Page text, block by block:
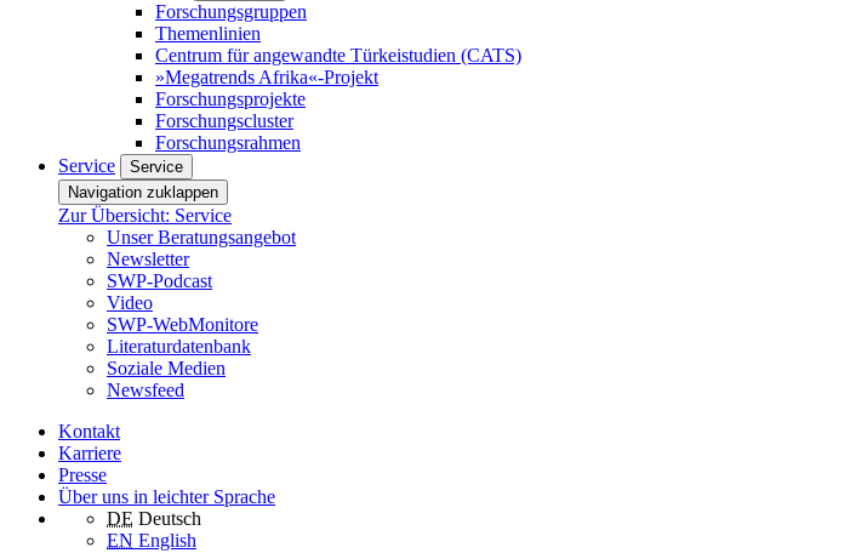
Forschungsgruppen
Themenlinien
Centrum für angewandte Türkeistudien (CATS)
»Megatrends Afrika«-Projekt
Forschungsprojekte
Forschungscluster
Forschungsrahmen
Service
Service
Navigation zuklappen
Zur Übersicht: Service
Unser Beratungsangebot
Newsletter
SWP-Podcast
Video
SWP-WebMonitore
Literaturdatenbank
Soziale Medien
Newsfeed
Kontakt
Karriere
Presse
Über uns in leichter Sprache
DE Deutsch
EN English